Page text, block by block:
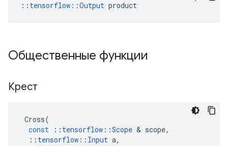
:: tensorflow::Output product
Общественные функции
Крест
Cross(
const
:: tensorflow ::Scope & scope,
:: tensorflow :: Input a,